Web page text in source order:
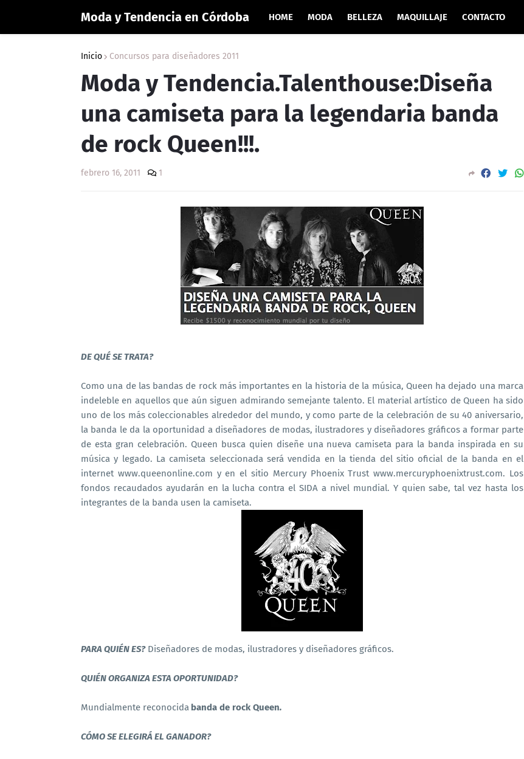
Moda y Tendencia en Córdoba HOME MODA BELLEZA MAQUILLAJE CONTACTO
Inicio Concursos para diseñadores 2011
Moda y Tendencia.Talenthouse:Diseña
una camiseta para la legendaria banda
de rock Queen!!!.
febrero 16, 2011 1
DE QUÉ SE TRATA?
Como una de las bandas de rock más importantes en la historia de la música, Queen ha dejado una marca
indeleble en aquellos que aún siguen admirando semejante talento. El material artístico de Queen ha sido
uno de los más coleccionables alrededor del mundo, y como parte de la celebración de su 40 aniversario,
la banda le da la oportunidad a diseñadores de modas, ilustradores y diseñadores gráficos a formar parte
de esta gran celebración. Queen busca quien diseñe una nueva camiseta para la banda inspirada en su
música y legado. La camiseta seleccionada será vendida en la tienda del sitio oficial de la banda en el
internet www.queenonline.com y en el sitio Mercury Phoenix Trust www.mercuryphoenixtrust.com. Los
fondos recaudados ayudarán en la lucha contra el SIDA a nivel mundial. Y quien sabe, tal vez hasta los
integrantes de la banda usen la camiseta.
PARA QUIÉN ES?Diseñadores de modas, ilustradores y diseñadores gráficos.
QUIÉN ORGANIZA ESTA OPORTUNIDAD?
Mundialmente reconocida banda de rock Queen.
CÓMO SE ELEGIRÁ EL GANADOR?